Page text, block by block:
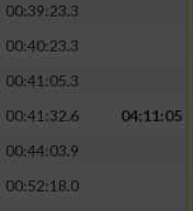
00:39:23.3
00:40:23.3
00:41:05.3
00:41:32.6
04:11:05
00:44:03.9
00:52:18.0